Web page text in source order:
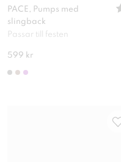
PACE, Pumps med
slingback
Passar till festen
599 kr